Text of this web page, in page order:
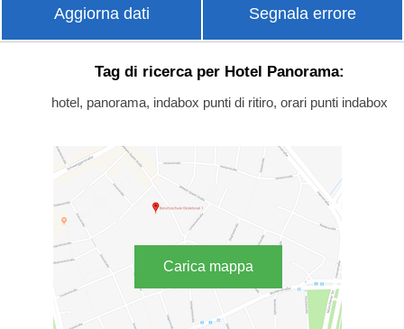
Aggiorna dati Segnala errore
Tag di ricerca per Hotel Panorama:
hotel, panorama, indabox punti di ritiro, orari punti indabox
Carica mappa